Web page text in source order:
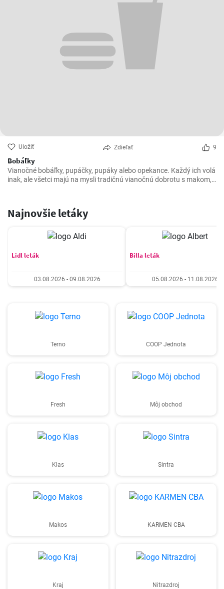
Uložiť Zdieľať 9
Bobáľky
Vianočné bobáľky, pupáčky, pupáky alebo opekance. Každý ich volá
inak, ale všetci majú na mysli tradičnú vianočnú dobrotu s makom,
Najnovšie letáky
Lidl leták
03.08.2026 - 09.08.2026
Billa leták
05.08.2026 - 11.08.2026
Terno COOP Jednota
Fresh Môj obchod
Klas Sintra
Makos KARMEN CBA
Kraj Nitrazdroj